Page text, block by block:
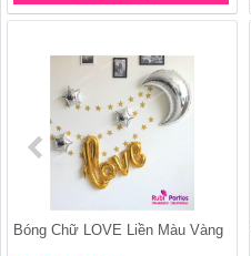
Bóng Chữ LOVE Liền Màu Vàng